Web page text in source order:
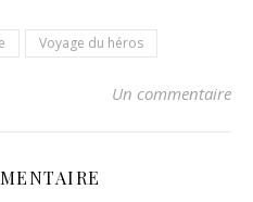
Voyage du héros
Un commentaire